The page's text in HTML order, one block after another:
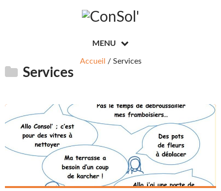
MENU
Accueil / Services
Services